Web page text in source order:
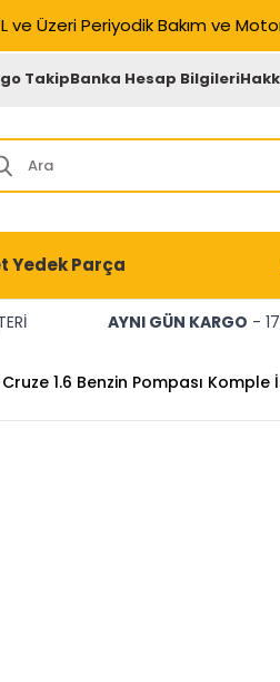
ve Üzeri Periyodik Bakım ve
TakipBanka Hesap Bilgileri
Yedek Parça
AYNI GÜN KARGO -
1.6 Benzin Pompası